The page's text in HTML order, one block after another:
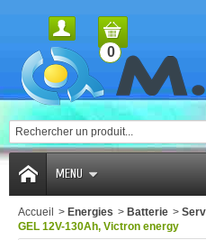
0
MENU
Accueil > Energies > Batterie >
GEL 12V-130Ah, Victron energy